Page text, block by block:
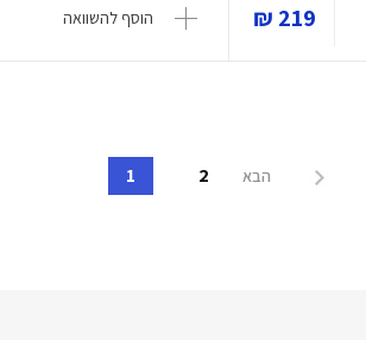
219 ₪ הוסף להשוואה
הבא 2
1